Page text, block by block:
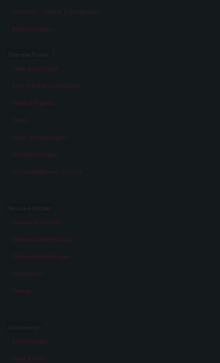
Personen, Objekte & Ereignissse
Entwicklungen
Über das Projekt
Eine virtuelle Ausstellung
Facts & Figures
Team
Über „Erinnerungen“
Auszeichnungen
Schulwettbewerb 2014/15
Service & Kontakt
Datenschutzerklärung
Cookie-Einstellungen
Impressum
Presse
Erinnerungen
Krieg & Film